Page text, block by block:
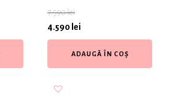
7.590lei
4.590 lei
ADAUGĂ ÎN COȘ